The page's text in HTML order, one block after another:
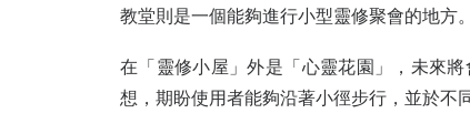
教堂則是一個能夠進行小型靈修聚會的地方。
在「靈修小屋」外是「心靈花園」，未來
想，期盼使用者能夠沿著小徑步行，並於不